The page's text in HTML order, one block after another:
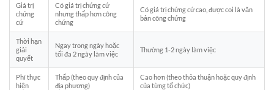
Giá trị
chứng
cứ
Có giá trị chứng cứ
nhưng thấp hơn công
chứng
Có giá trị chứng cứ cao, được coi là văn
bản công chứng
Thời hạn
giải
quyết
Ngay trong ngày hoặc
tối đa 2 ngày làm việc
Thường 1-2 ngày làm việc
Phí thực
hiện
Thấp (theo quy định của
địa phương)
Cao hơn (theo thỏa thuận hoặc quy định
của từng tổ chức)